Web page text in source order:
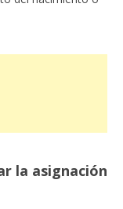
la asignación